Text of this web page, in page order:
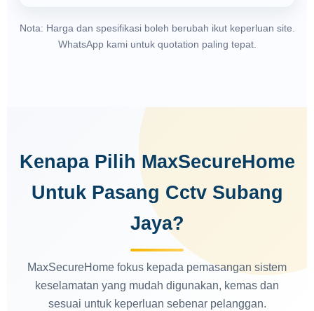
Nota: Harga dan spesifikasi boleh berubah ikut keperluan site.
WhatsApp kami untuk quotation paling tepat.
Kenapa Pilih MaxSecureHome
Untuk Pasang Cctv Subang
Jaya?
MaxSecureHome fokus kepada pemasangan sistem
keselamatan yang mudah digunakan, kemas dan
sesuai untuk keperluan sebenar pelanggan.